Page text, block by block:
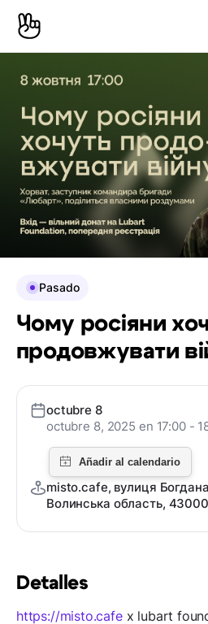
Detalles
https://misto.cafex lubart
Pasado
Чому росіяни
продовжувати
octubre 8
octubre 8, 2025 en 17:00 -
misto.cafe, вулиця
Волинська область,